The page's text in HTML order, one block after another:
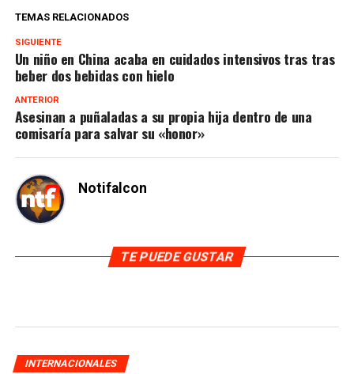
TEMAS RELACIONADOS
SIGUIENTE
Un niño en China acaba en cuidados intensivos tras tras
beber dos bebidas con hielo
ANTERIOR
Asesinan a puñaladas a su propia hija dentro de una
comisaría para salvar su «honor»
Notifalcon
TE PUEDE GUSTAR
INTERNACIONALES